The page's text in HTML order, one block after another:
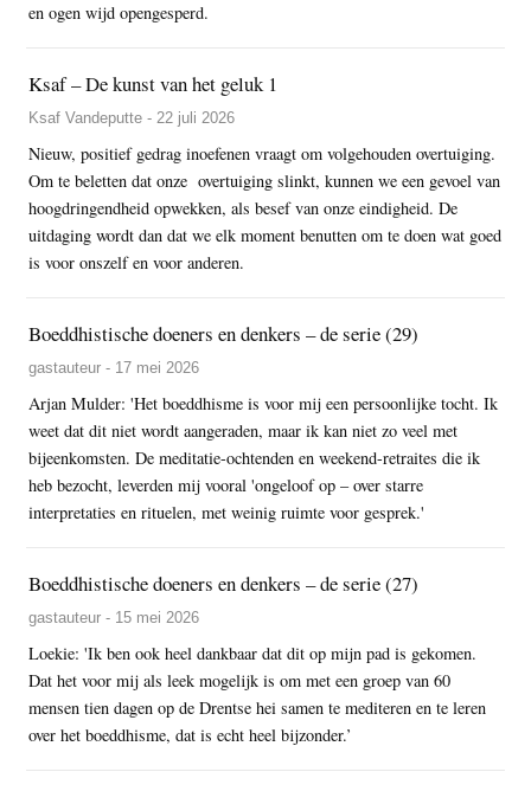
en ogen wijd opengesperd.
Ksaf – De kunst van het geluk 1
Ksaf Vandeputte - 22 juli 2026
Nieuw, positief gedrag inoefenen vraagt om volgehouden overtuiging.
Om te beletten dat onze overtuiging slinkt, kunnen we een gevoel van
hoogdringendheid opwekken, als besef van onze eindigheid. De
uitdaging wordt dan dat we elk moment benutten om te doen wat goed
is voor onszelf en voor anderen.
Boeddhistische doeners en denkers – de serie (29)
gastauteur - 17 mei 2026
Arjan Mulder: 'Het boeddhisme is voor mij een persoonlijke tocht. Ik
weet dat dit niet wordt aangeraden, maar ik kan niet zo veel met
bijeenkomsten. De meditatie-ochtenden en weekend-retraites die ik
heb bezocht, leverden mij vooral 'ongeloof op – over starre
interpretaties en rituelen, met weinig ruimte voor gesprek.'
Boeddhistische doeners en denkers – de serie (27)
gastauteur - 15 mei 2026
Loekie: 'Ik ben ook heel dankbaar dat dit op mijn pad is gekomen.
Dat het voor mij als leek mogelijk is om met een groep van 60
mensen tien dagen op de Drentse hei samen te mediteren en te leren
over het boeddhisme, dat is echt heel bijzonder.’